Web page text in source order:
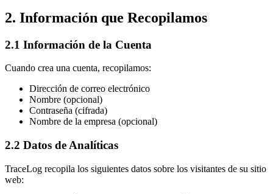
2. Información que Recopilamos
2.1 Información de la Cuenta
Cuando crea una cuenta, recopilamos:
Dirección de correo electrónico
Nombre (opcional)
Contraseña (cifrada)
Nombre de la empresa (opcional)
2.2 Datos de Analíticas
TraceLog recopila los siguientes datos sobre los visitantes de su sitio
web: